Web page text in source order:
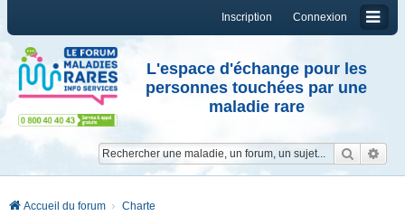
Connexion
Inscription
L'espace d'échange pour les
personnes touchées par une
maladie rare
Accueil du forum Charte